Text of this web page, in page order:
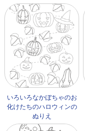
いろいろなかぼちゃのお
化けたちのハロウィンの
ぬりえ